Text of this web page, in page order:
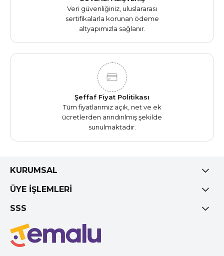
Veri güvenliğiniz, uluslararası
sertifikalarla korunan ödeme
altyapımızla sağlanır.
Şeffaf Fiyat Politikası
Tüm fiyatlarımız açık, net ve ek
ücretlerden arındırılmış şekilde
sunulmaktadır.
KURUMSAL
ÜYE İŞLEMLERİ
SSS